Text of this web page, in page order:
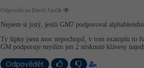
Odpovídá na David Jančík
Nejsem si jistý, jestli GM7 podporoval
Ty šipky jsem moc nepochopil, v tom examplu to
GM podporuje myslím jen 2 stisknuté klávesy
Odpovědět